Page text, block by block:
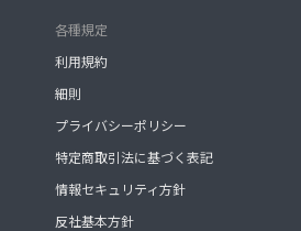
各種規定
利用規約
細則
プライバシーポリシー
特定商取引法に基づく表記
情報セキュリティ方針
反社基本方針